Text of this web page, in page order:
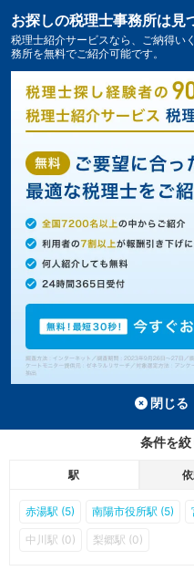
南陽の税理士・会計事
南陽の事務所が5件見つかりました。
条件を
駅
赤湯駅 (5) 南陽市役所駅 (5)
中川駅 (0) 梨郷駅 (0)
お探しの税理士事務所は見
税理士紹介サービスなら、ご納得い
務所を無料でご紹介可能です。
閉じる